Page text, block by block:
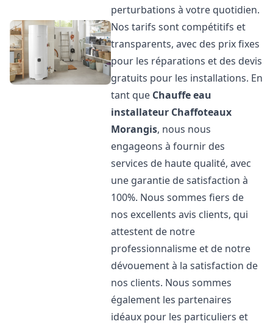
perturbations à votre quotidien.
Nos tarifs sont compétitifs et
transparents, avec des prix fixes
pour les réparations et des devis
gratuits pour les installations. En
tant que Chauffe eau
installateur Chaffoteaux
Morangis, nous nous
engageons à fournir des
services de haute qualité, avec
une garantie de satisfaction à
100%. Nous sommes fiers de
nos excellents avis clients, qui
attestent de notre
professionnalisme et de notre
dévouement à la satisfaction de
nos clients. Nous sommes
également les partenaires
idéaux pour les particuliers et